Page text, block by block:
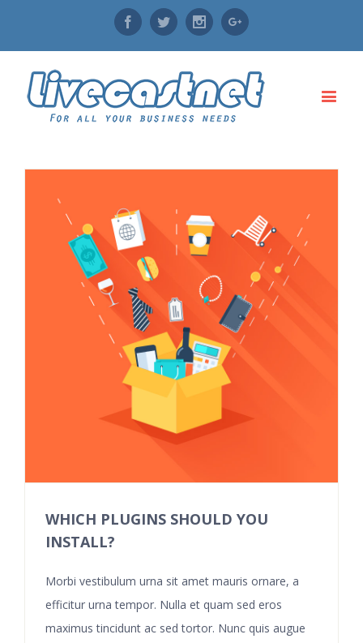
FacebookTwitter InstagramGoogle+
WHICH PLUGINS SHOULD YOU
INSTALL?
Morbi vestibulum urna sit amet mauris ornare, a
efficitur urna tempor. Nulla et quam sed eros
maximus tincidunt ac sed tortor. Nunc quis augue